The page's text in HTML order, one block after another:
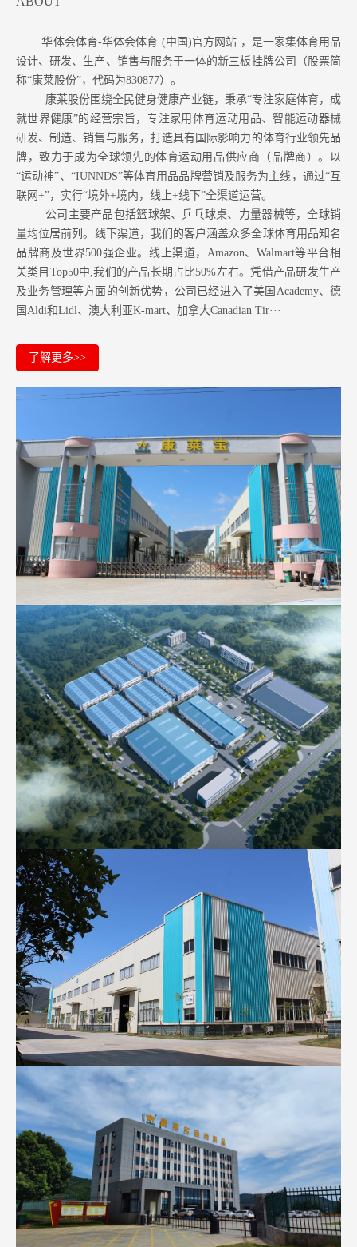
华体会体育-华体会体育·(中国)官方网站 ，是一家集体育用品
设计、研发、生产、销售与服务于一体的新三板挂牌公司（股票简
称“康莱股份”，代码为830877）。
康莱股份围绕全民健身健康产业链，秉承“专注家庭体育，成
就世界健康”的经营宗旨，专注家用体育运动用品、智能运动器械
研发、制造、销售与服务，打造具有国际影响力的体育行业领先品
牌，致力于成为全球领先的体育运动用品供应商（品牌商）。以
“运动神”、“IUNNDS”等体育用品品牌营销及服务为主线，通过“互
联网+”，实行“境外+境内，线上+线下”全渠道运营。
公司主要产品包括篮球架、乒乓球桌、力量器械等，全球销
量均位居前列。 线下渠道，我们的客户涵盖众多全球体育用品知名
品牌商及世界500强企业。 线上渠道，Amazon、Walmart等平台相
关类目Top50中,我们的产品长期占比50%左右。凭借产品研发生产
及业务管理等方面的创新优势，公司已经进入了美国Academy、德
国Aldi和Lidl、澳大利亚K-mart、加拿大Canadian Tir···
了解更多>>